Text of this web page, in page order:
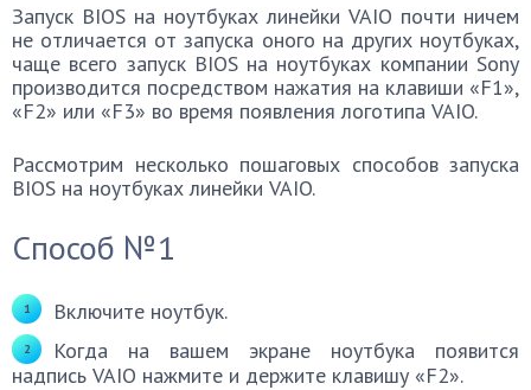
Запуск BIOS на ноутбуках линейки VAIO почти ничем
не отличается от запуска оного на других ноутбуках,
чаще всего запуск BIOS на ноутбуках компании Sony
производится посредством нажатия на клавиши «F1»,
«F2» или «F3» во время появления логотипа VAIO.
Рассмотрим несколько пошаговых способов запуска
BIOS на ноутбуках линейки VAIO.
Способ №1
Включите ноутбук.
Когда на вашем экране ноутбука появится
надпись VAIO нажмите и держите клавишу «F2».